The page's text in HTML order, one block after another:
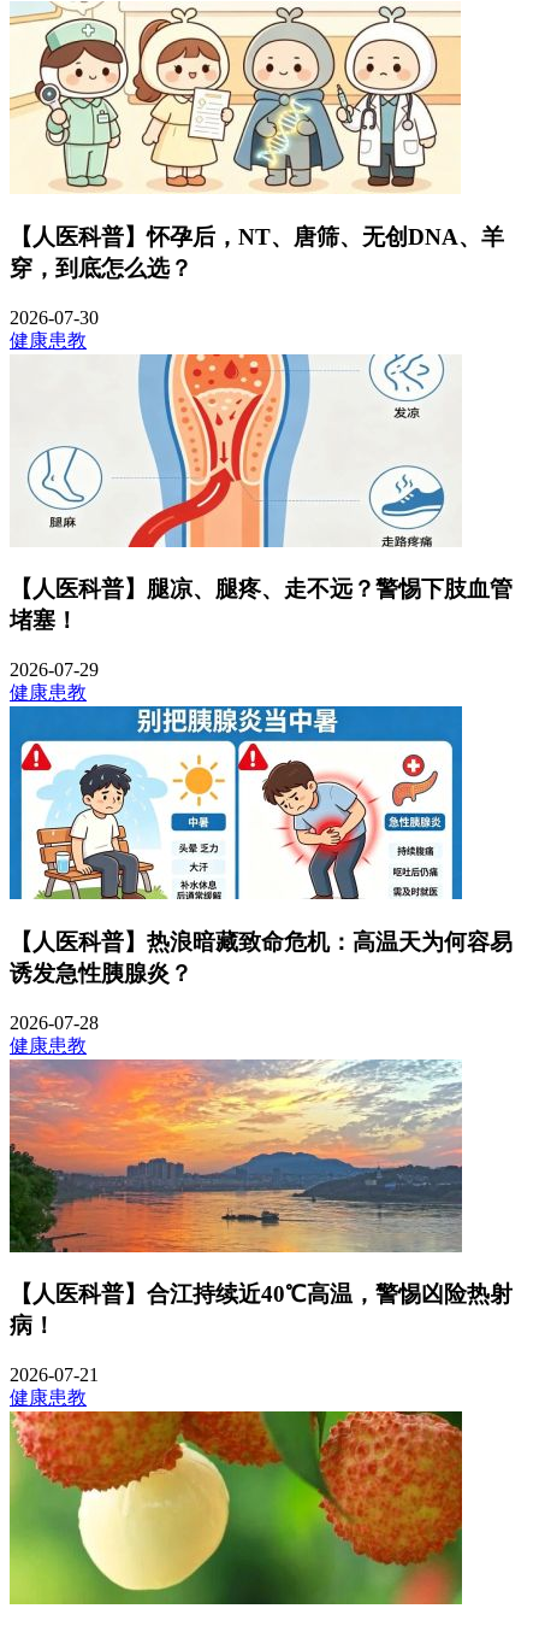
【人医科普】怀孕后，NT、唐筛、无创DNA、羊
穿，到底怎么选？
2026-07-30
健康患教
【人医科普】腿凉、腿疼、走不远？警惕下肢血管
堵塞！
2026-07-29
健康患教
【人医科普】热浪暗藏致命危机：高温天为何容易
诱发急性胰腺炎？
2026-07-28
健康患教
【人医科普】合江持续近40℃高温，警惕凶险热射
病！
2026-07-21
健康患教